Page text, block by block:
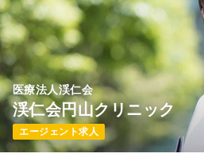
医療法人渓仁会
渓仁会円山クリニック
エージェント求人